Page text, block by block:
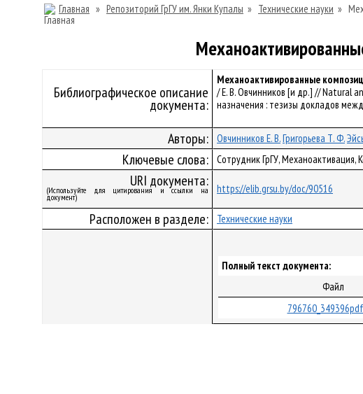
Главная » Репозиторий ГрГУ им. Янки Купалы » Технические науки »
Библиографическое описание
документа:
Механоактивированные
/ Е. В. Овчинников [и др.] // Natural
назначения : тезизы докладов
Авторы: Овчинников Е. В.Григорьева Т. Ф.
Ключевые слова: Сотрудник ГрГУ,
URI документа:
(Используйте для цитирования и ссылки на
документ)
https://elib.grsu.by/doc/90516
Расположен в разделе: Технические науки
Полный текст документа:
Файл